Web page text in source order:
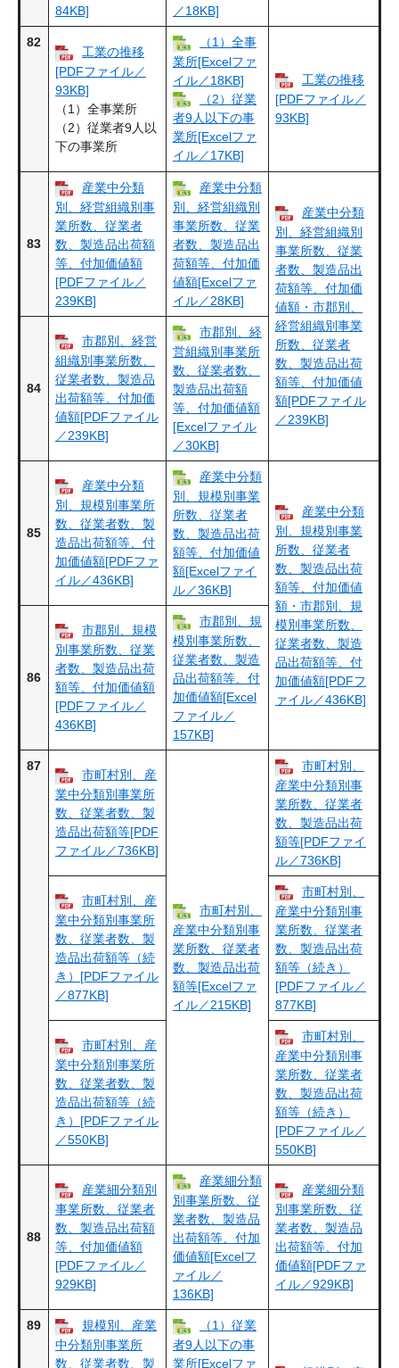
84KB]
／18KB]
82
工業の推移
[PDFファイル／
93KB]
（1）全事業所
（2）従業者9人以
下の事業所
（1）全事
業所[Excelファ
イル／18KB]
（2）従業
者9人以下の事
業所[Excelファ
イル／17KB]
工業の推移
[PDFファイル／
93KB]
83
産業中分類
別、経営組織別事
業所数、従業者
数、製造品出荷額
等、付加価値額
[PDFファイル／
239KB]
産業中分類
別、経営組織別
事業所数、従業
者数、製造品出
荷額等、付加価
値額[Excelファ
イル／28KB]
産業中分類
別、経営組織別
事業所数、従業
者数、製造品出
荷額等、付加価
値額・市郡別、
経営組織別事業
所数、従業者
数、製造品出荷
額等、付加価値
額[PDFファイル
／239KB]
84
市郡別、経営
組織別事業所数、
従業者数、製造品
出荷額等、付加価
値額[PDFファイル
／239KB]
市郡別、経
営組織別事業所
数、従業者数、
製造品出荷額
等、付加価値額
[Excelファイル
／30KB]
85
産業中分類
別、規模別事業所
数、従業者数、製
造品出荷額等、付
加価値額[PDFファ
イル／436KB]
産業中分類
別、規模別事業
所数、従業者
数、製造品出荷
額等、付加価値
額[Excelファイ
ル／36KB]
産業中分類
別、規模別事業
所数、従業者
数、製造品出荷
額等、付加価値
額・市郡別、規
模別事業所数、
従業者数、製造
品出荷額等、付
加価値額[PDFフ
ァイル／436KB]
86
市郡別、規模
別事業所数、従業
者数、製造品出荷
額等、付加価値額
[PDFファイル／
436KB]
市郡別、規
模別事業所数、
従業者数、製造
品出荷額等、付
加価値額[Excel
ファイル／
157KB]
87
市町村別、産
業中分類別事業所
数、従業者数、製
造品出荷額等[PDF
ファイル／736KB]
市町村別、
産業中分類別事
業所数、従業者
数、製造品出荷
額等[Excelファ
イル／215KB]
市町村別、
産業中分類別事
業所数、従業者
数、製造品出荷
額等[PDFファイ
ル／736KB]
市町村別、産
業中分類別事業所
数、従業者数、製
造品出荷額等（続
き）[PDFファイル
／877KB]
市町村別、
産業中分類別事
業所数、従業者
数、製造品出荷
額等（続き）
[PDFファイル／
877KB]
市町村別、産
業中分類別事業所
数、従業者数、製
造品出荷額等（続
き）[PDFファイル
／550KB]
市町村別、
産業中分類別事
業所数、従業者
数、製造品出荷
額等（続き）
[PDFファイル／
550KB]
88
産業細分類別
事業所数、従業者
数、製造品出荷額
等、付加価値額
[PDFファイル／
929KB]
産業細分類
別事業所数、従
業者数、製造品
出荷額等、付加
価値額[Excelフ
ァイル／
136KB]
産業細分類
別事業所数、従
業者数、製造品
出荷額等、付加
価値額[PDFファ
イル／929KB]
89
規模別、産業
中分類別事業所
数、従業者数、製
（1）従業
者9人以下の事
業所[Excelファ